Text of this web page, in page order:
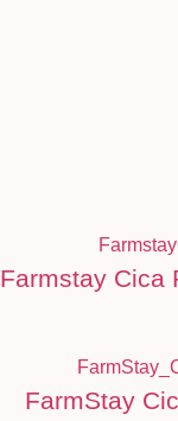
Farmstay Cica
FarmStay